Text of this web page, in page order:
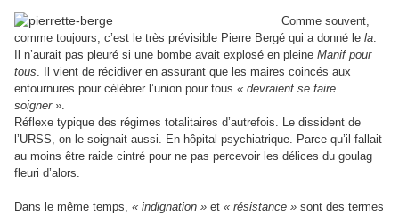
Comme souvent,
comme toujours, c’est le très prévisible Pierre Bergé qui a donné le la.
Il n’aurait pas pleuré si une bombe avait explosé en pleine Manif pour
tous. Il vient de récidiver en assurant que les maires coincés aux
entournures pour célébrer l’union pour tous « devraient se faire
soigner ».
Réflexe typique des régimes totalitaires d’autrefois. Le dissident de
l’URSS, on le soignait aussi. En hôpital psychiatrique. Parce qu’il fallait
au moins être raide cintré pour ne pas percevoir les délices du goulag
fleuri d’alors.
Dans le même temps, « indignation » et « résistance » sont des termes